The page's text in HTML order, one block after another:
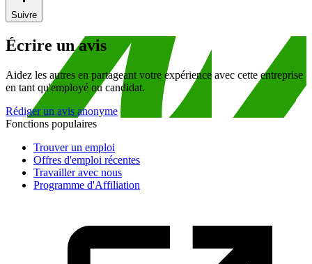
Suivre
Écrire un avis
Aidez les autres en partageant votre expérience avec cette entreprise
en tant qu'employé ou candidat.
Rédiger un avis anonyme
Fonctions populaires
Trouver un emploi
Offres d'emploi récentes
Travailler avec nous
Programme d'Affiliation